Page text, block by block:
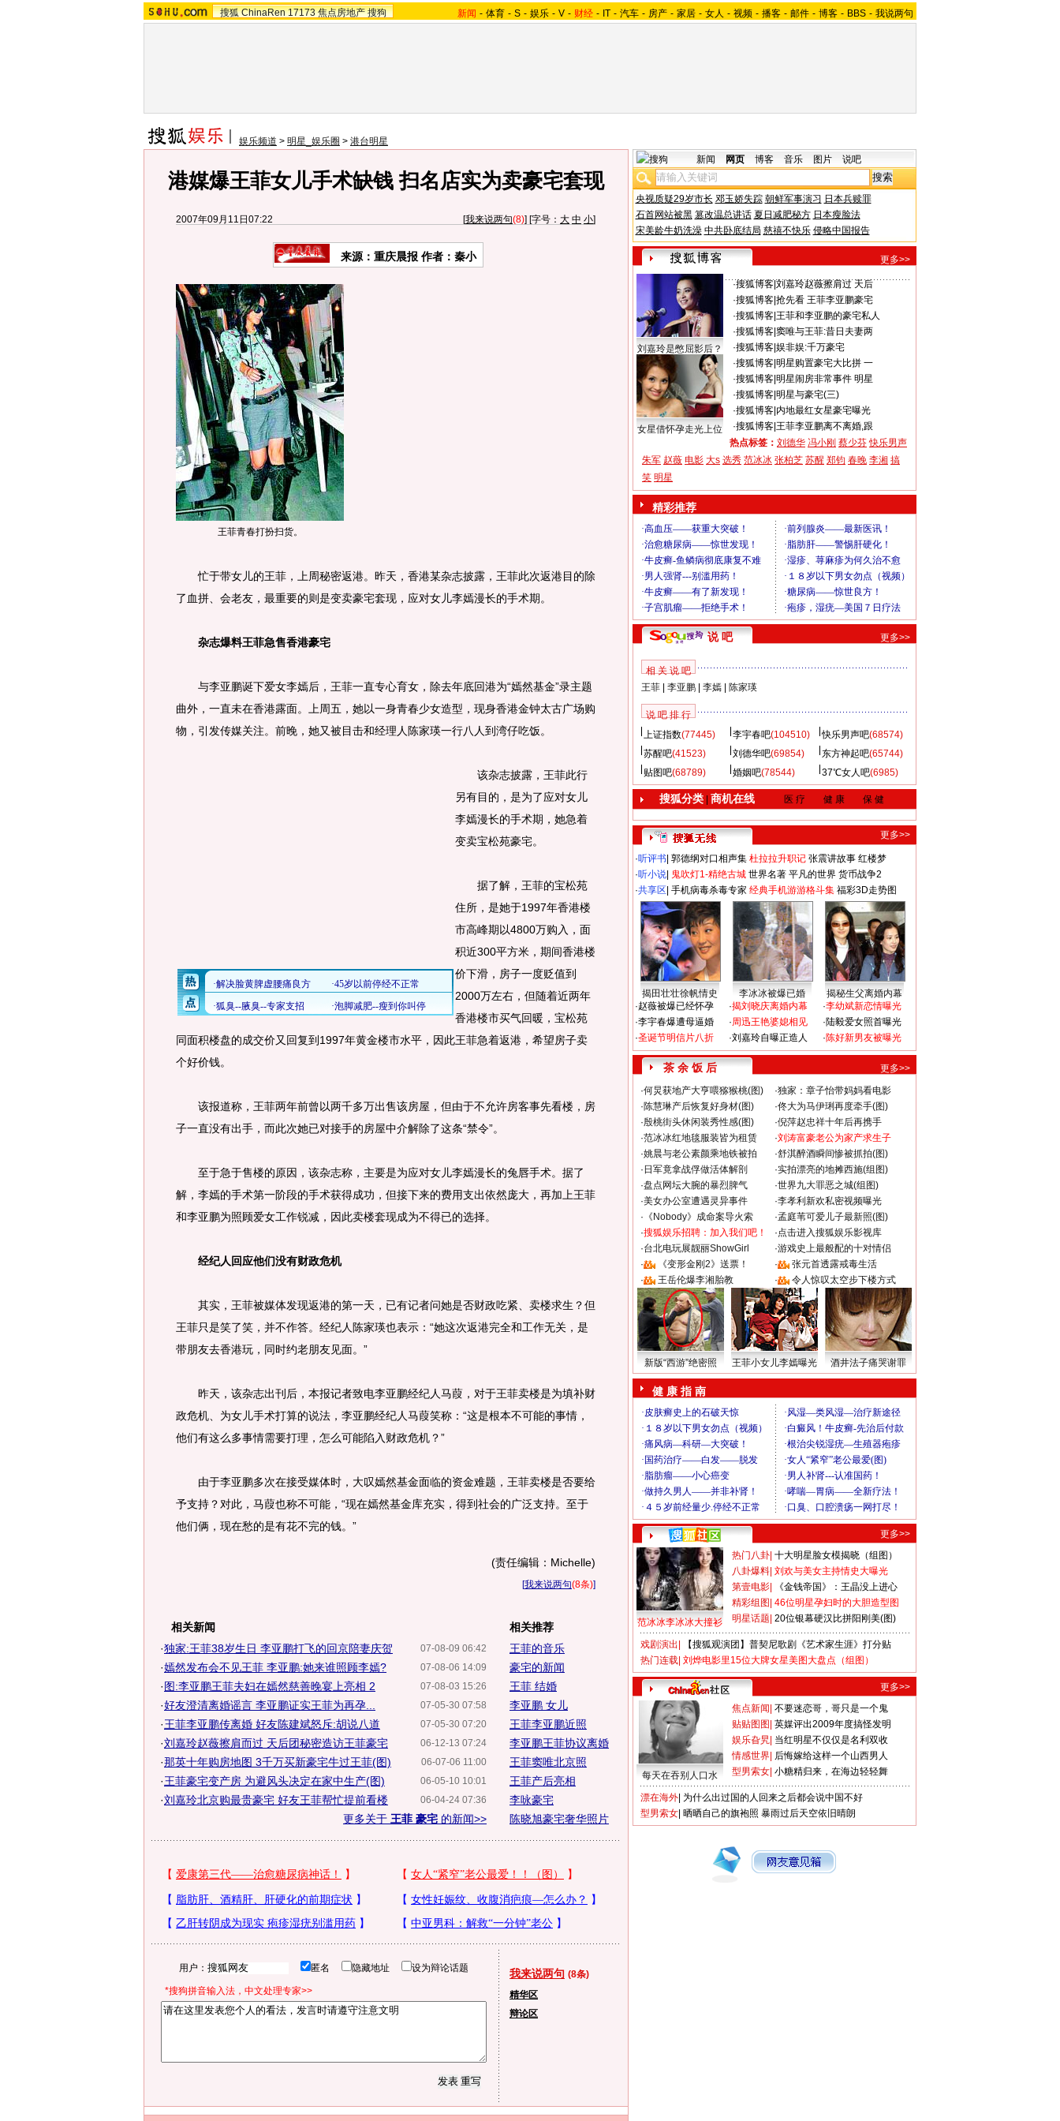
搜狐 ChinaRen 17173 焦点房地产 搜狗 新闻 - 体育 - S - 娱乐 - V - 财经 - IT - 汽车 - 房产 - 家居 - 女人 - 视频 - 播客 - 邮件 - 博客 - BBS - 我说两句
娱乐频道 > 明星_娱乐圈 > 港台明星
港媒爆王菲女儿手术缺钱 扫名店实为卖豪宅套现
2007年09月11日07:22 [我来说两句(8)] [字号： 大 中 小]
来源：重庆晨报 作者：秦小
王菲青春打扮扫货。
忙于带女儿的王菲，上周秘密返港。昨天，香港某杂志披露，王菲此次返港目的除
了血拼、会老友，最重要的则是变卖豪宅套现，应对女儿李嫣漫长的手术期。
杂志爆料王菲急售香港豪宅
与李亚鹏诞下爱女李嫣后，王菲一直专心育女，除去年底回港为“嫣然基金”录主题
曲外，一直未在香港露面。上周五，她以一身青春少女造型，现身香港金钟太古广场购
物，引发传媒关注。前晚，她又被目击和经理人陈家瑛一行八人到湾仔吃饭。
该杂志披露，王菲此行
另有目的，是为了应对女儿
李嫣漫长的手术期，她急着
变卖宝松苑豪宅。
据了解，王菲的宝松苑
住所，是她于1997年香港楼
市高峰期以4800万购入，面
积近300平方米，期间香港楼
价下滑，房子一度贬值到
2000万左右，但随着近两年
香港楼市买气回暖，宝松苑
同面积楼盘的成交价又回复到1997年黄金楼市水平，因此王菲急着返港，希望房子卖
个好价钱。
该报道称，王菲两年前曾以两千多万出售该房屋，但由于不允许房客事先看楼，房
子一直没有出手，而此次她已对接手的房屋中介解除了这条“禁令”。
至于急于售楼的原因，该杂志称，主要是为应对女儿李嫣漫长的兔唇手术。据了
解，李嫣的手术第一阶段的手术获得成功，但接下来的费用支出依然庞大，再加上王菲
和李亚鹏为照顾爱女工作锐减，因此卖楼套现成为不得已的选择。
经纪人回应他们没有财政危机
其实，王菲被媒体发现返港的第一天，已有记者问她是否财政吃紧、卖楼求生？但
王菲只是笑了笑，并不作答。经纪人陈家瑛也表示：“她这次返港完全和工作无关，是
带朋友去香港玩，同时约老朋友见面。”
昨天，该杂志出刊后，本报记者致电李亚鹏经纪人马葭，对于王菲卖楼是为填补财
政危机、为女儿手术打算的说法，李亚鹏经纪人马葭笑称：“这是根本不可能的事情，
他们有这么多事情需要打理，怎么可能陷入财政危机？”
由于李亚鹏多次在接受媒体时，大叹嫣然基金面临的资金难题，王菲卖楼是否要给
予支持？对此，马葭也称不可能，“现在嫣然基金库充实，得到社会的广泛支持。至于
他们俩，现在愁的是有花不完的钱。”
(责任编辑：Michelle)
[我来说两句(8条)]
相关新闻
07-08-09 06:42
·独家:王菲38岁生日 李亚鹏打飞的回京陪妻庆贺
07-08-06 14:09
·嫣然发布会不见王菲 李亚鹏:她来谁照顾李嫣?
07-08-03 15:26
·图:李亚鹏王菲夫妇在嫣然慈善晚宴上亮相 2
07-05-30 07:58
·好友澄清离婚谣言 李亚鹏证实王菲为再孕...
07-05-30 07:20
·王菲李亚鹏传离婚 好友陈建斌怒斥:胡说八道
06-12-13 07:24
·刘嘉玲赵薇擦肩而过 天后团秘密造访王菲豪宅
06-07-06 11:00
·那英十年购房地图 3千万买新豪宅牛过王菲(图)
06-05-10 10:01
·王菲豪宅变产房 为避风头决定在家中生产(图)
06-04-24 07:36
·刘嘉玲北京购最贵豪宅 好友王菲帮忙提前看楼
更多关于 王菲 豪宅 的新闻>>
相关推荐
王菲的音乐
豪宅的新闻
王菲 结婚
李亚鹏 女儿
王菲李亚鹏近照
李亚鹏王菲协议离婚
王菲窦唯北京照
王菲产后亮相
李咏豪宅
陈晓旭豪宅奢华照片
用户： 匿名 隐藏地址 设为辩论话题
*搜狗拼音输入法，中文处理专家>>
我来说两句 (8条)
精华区
辩论区
新闻 网页 博客 音乐 图片 说吧
央视质疑29岁市长 邓玉娇失踪 朝鲜军事演习 日本兵赎罪
石首网站被黑 篡改温总讲话 夏日减肥秘方 日本瘦脸法
宋美龄牛奶洗澡 中共卧底结局 慈禧不快乐 侵略中国报告
更多>>
刘嘉玲是憋屈影后？
女星借怀孕走光上位
·搜狐博客| 刘嘉玲赵薇擦肩过 天后
·搜狐博客| 抢先看 王菲李亚鹏豪宅
·搜狐博客| 王菲和李亚鹏的豪宅私人
·搜狐博客| 窦唯与王菲:昔日夫妻两
·搜狐博客| 娱非娱:千万豪宅
·搜狐博客| 明星购置豪宅大比拼 一
·搜狐博客| 明星闹房非常事件 明星
·搜狐博客| 明星与豪宅(三)
·搜狐博客| 内地最红女星豪宅曝光
·搜狐博客| 王菲李亚鹏离不离婚,跟
热点标签： 刘德华 冯小刚 蔡少芬 快乐男声
朱军 赵薇 电影 大s 选秀 范冰冰 张柏芝 苏醒 郑钧 春晚 李湘 搞
笑 明星
精彩推荐
说 吧 更多>>
相 关 说 吧
王菲| 李亚鹏| 李嫣| 陈家瑛
说 吧 排 行
上证指数(77445) 李宇春吧(104510) 快乐男声吧(68574)
苏醒吧(41523) 刘德华吧(69854) 东方神起吧(65744)
贴图吧(68789) 婚姻吧(78544) 37℃女人吧(6985)
搜狐分类| 商机在线 医 疗 健 康 保 健
更多>>
·听评书 郭德纲对口相声集 杜拉拉升职记 张震讲故事 红楼梦
·听小说 鬼吹灯1-精绝古城 世界名著 平凡的世界 货币战争2
·共享区 手机病毒杀毒专家 经典手机游游格斗集 福彩3D走势图
揭田壮壮徐帆情史 李冰冰被爆已婚
揭秘生父离婚内幕
·赵薇被爆已经怀孕
·李宇春爆遭母逼婚
·圣诞节明信片八折
·揭刘晓庆离婚内幕
·周迅王艳婆媳相见
·刘嘉玲自曝正造人
·李幼斌新恋情曝光
·陆毅爱女照首曝光
·陈好新男友被曝光
茶 余 饭 后
更多>>
·何炅获地产大亨喂猕猴桃(图) ·独家：章子怡带妈妈看电影
·陈慧琳产后恢复好身材(图) ·佟大为马伊琍再度牵手(图)
·殷桃街头休闲装秀性感(图) ·倪萍赵忠祥十年后再携手
·范冰冰红地毯服装皆为租赁 ·刘涛富豪老公为家产求生子
·姚晨与老公素颜乘地铁被拍 ·舒淇醉酒瞬间惨被抓拍(图)
· 日军竟拿战俘做活体解剖 ·实拍漂亮的地摊西施(组图)
·盘点网坛大腕的暴烈脾气 ·世界九大罪恶之城(组图)
·美女办公室遭遇灵异事件 ·李孝利新欢私密视频曝光
· 《Nobody》成命案导火索 ·孟庭苇可爱儿子最新照(图)
·搜狐娱乐招聘：加入我们吧！ ·点击进入搜狐娱乐影视库
·台北电玩展靓丽ShowGirl ·游戏史上最般配的十对情侣
·
《变形金刚2》送票！ ·
张元首透露戒毒生活
·
王岳伦爆李湘胎教 · 令人惊叹太空步下楼方式
新版“西游”绝密照 王菲小女儿李嫣曝光 酒井法子痛哭谢罪
健 康 指 南
更多>>
范冰冰李冰冰大撞衫
热门八卦 十大明星脸女模揭晓（组图）
八卦爆料 刘欢与美女主持情史大曝光
第壹电影
《金钱帝国》：王晶没上进心
精彩组图 46位明星孕妇时的大胆造型图
明星话题 20位银幕硬汉比拼阳刚美(图)
戏剧演出
【搜狐观演团】普契尼歌剧《艺术家生涯》打分贴
热门连载 刘烨电影里15位大牌女星美图大盘点（组图）
更多>>
每天在吞别人口水
焦点新闻 不要迷恋哥，哥只是一个鬼
贴贴图图 英媒评出2009年度搞怪发明
娱乐旮旯 当红明星不仅仅是名利双收
情感世界 后悔嫁给这样一个山西男人
型男索女 小糖精归来，在海边轻轻舞
漂在海外 为什么出过国的人回来之后都会说中国不好
型男索女 晒晒自己的旗袍照 暴雨过后天空依旧晴朗